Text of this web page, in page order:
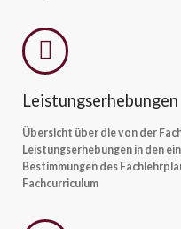
Leistungserhebungen
Übersicht über die von der
Leistungserhebungen in den
Bestimmungen des
Fachcurriculum